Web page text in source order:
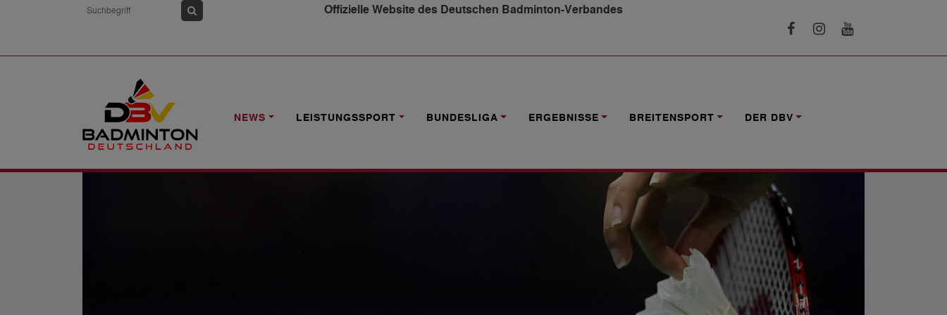
Offizielle Website des Deutschen Badminton-Verbandes
NEWS LEISTUNGSSPORT BUNDESLIGA ERGEBNISSE BREITENSPORT DER DBV
NEWS